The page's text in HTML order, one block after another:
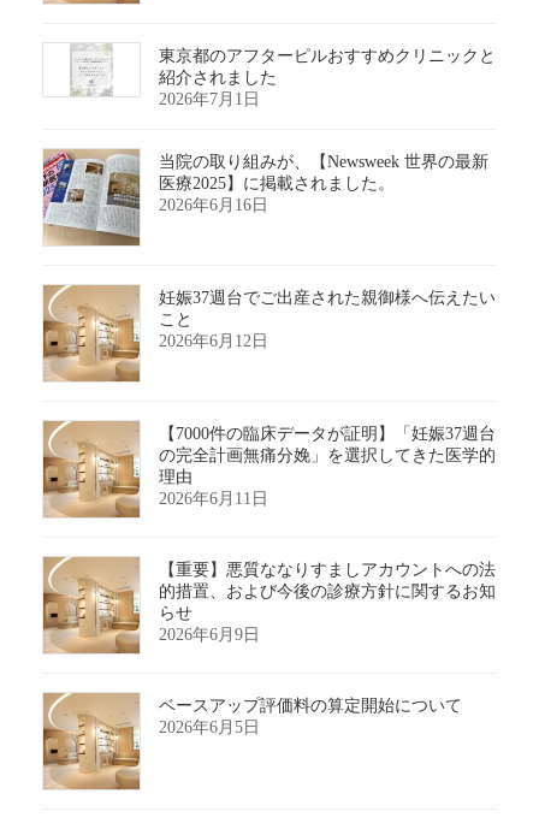
東京都のアフターピルおすすめクリニックと
紹介されました
2026年7月1日
当院の取り組みが、【Newsweek 世界の最新
医療2025】に掲載されました。
2026年6月16日
妊娠37週台でご出産された親御様へ伝えたい
こと
2026年6月12日
【7000件の臨床データが証明】「妊娠37週台
の完全計画無痛分娩」を選択してきた医学的
理由
2026年6月11日
【重要】悪質ななりすましアカウントへの法
的措置、および今後の診療方針に関するお知
らせ
2026年6月9日
ベースアップ評価料の算定開始について
2026年6月5日